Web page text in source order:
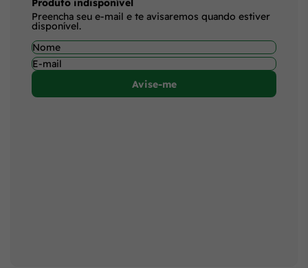
Produto indisponível
Preencha seu e-mail e te avisaremos quando estiver
disponível.
Avise-me